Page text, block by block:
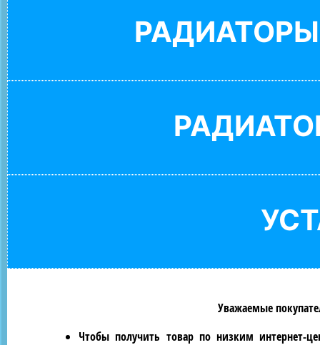
Уважаемые
Чтобы получить товар по низким интернет-